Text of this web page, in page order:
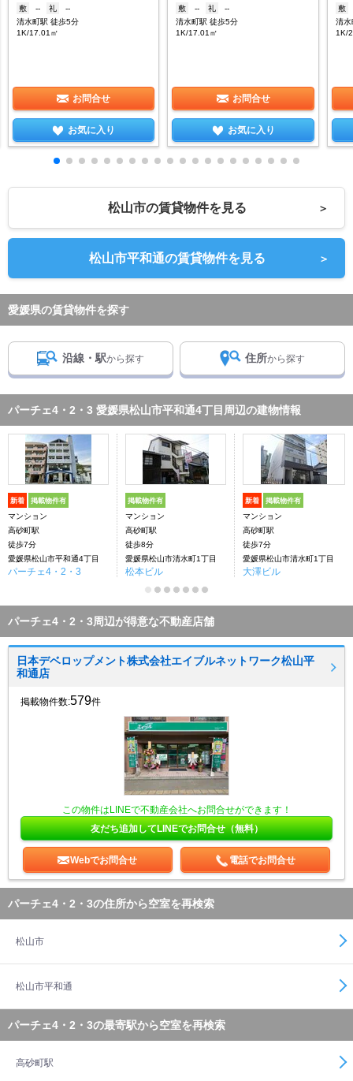
敷
-- 礼
--
清水町駅 徒歩5分
1K/17.01㎡
お問合せ
お気に入り
敷
-- 礼
--
清水町駅 徒歩5分
1K/17.01㎡
お問合せ
お気に入り
敷
清水
1K/
松山市の賃貸物件を見る ＞
松山市平和通の賃貸物件を見る ＞
愛媛県の賃貸物件を探す
沿線・駅から探す 住所から探す
パーチェ4・2・3 愛媛県松山市平和通4丁目周辺の建物情報
新着 掲載物件有
マンション
高砂町駅
徒歩7分
愛媛県松山市平和通4丁目
パーチェ4・2・3
掲載物件有
マンション
高砂町駅
徒歩8分
愛媛県松山市清水町1丁目
松本ビル
新着 掲載物件有
マンション
高砂町駅
徒歩7分
愛媛県松山市清水町1丁目
大澤ビル
パーチェ4・2・3周辺が得意な不動産店舗
日本デベロップメント株式会社エイブルネットワーク松山平
和通店
掲載物件数:579件
この物件はLINEで不動産会社へお問合せができます！
友だち追加してLINEでお問合せ（無料）
Webでお問合せ 電話でお問合せ
パーチェ4・2・3の住所から空室を再検索
松山市
松山市平和通
パーチェ4・2・3の最寄駅から空室を再検索
高砂町駅